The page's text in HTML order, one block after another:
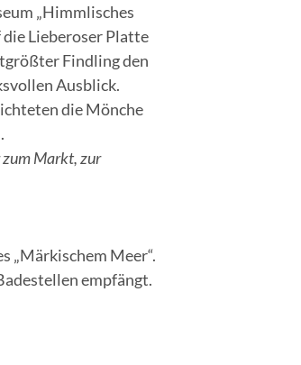
„Himmlisches
Lieberoser Platte
Findling den
Ausblick.
die Mönche
Markt, zur
„Märkischem Meer“.
empfängt.